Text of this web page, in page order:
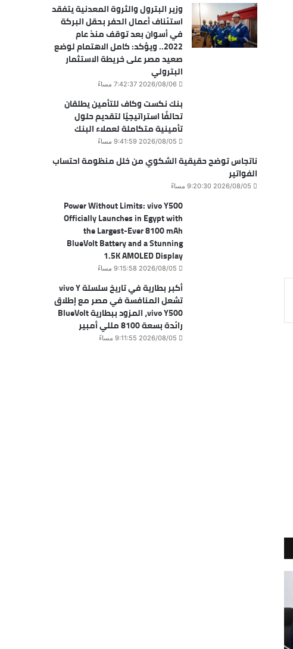
وزير البترول والثروة المعدنية يتفقد
استئناف أعمال الحفر بحقل البركة
في أسوان بعد توقف منذ عام
2022.. ويؤكد: كامل الاهتمام لوضع
صعيد مصر على خريطة الاستثمار
البترولي
2026/08/06 7:42:37 مساءً
بنك نكست وكاف للتأمين يطلقان
تحالفًا استراتيجيًا لتقديم حلول
تأمينية متكاملة لعملاء البنك
2026/08/05 9:41:59 مساءً
ناتجاس توضح حقيقية الشكوي من خلل منظومة احتساب
الفواتير
2026/08/05 9:20:30 مساءً
Power Without Limits: vivo Y500
Officially Launches in Egypt with
the Largest-Ever 8100 mAh
BlueVolt Battery and a Stunning
1.5K AMOLED Display
2026/08/05 9:15:58 مساءً
أكبر بطارية في تاريخ سلسلة vivo Y
تشعل المنافسة في مصر مع إطلاق
vivo Y500، المزود ببطارية BlueVolt
رائدة بسعة 8100 مللي أمبير
2026/08/05 9:11:55 مساءً